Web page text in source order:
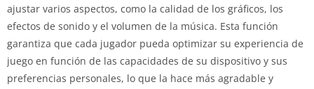
ajustar varios aspectos, como la calidad de los gráficos, los
efectos de sonido y el volumen de la música. Esta función
garantiza que cada jugador pueda optimizar su experiencia de
juego en función de las capacidades de su dispositivo y sus
preferencias personales, lo que la hace más agradable y